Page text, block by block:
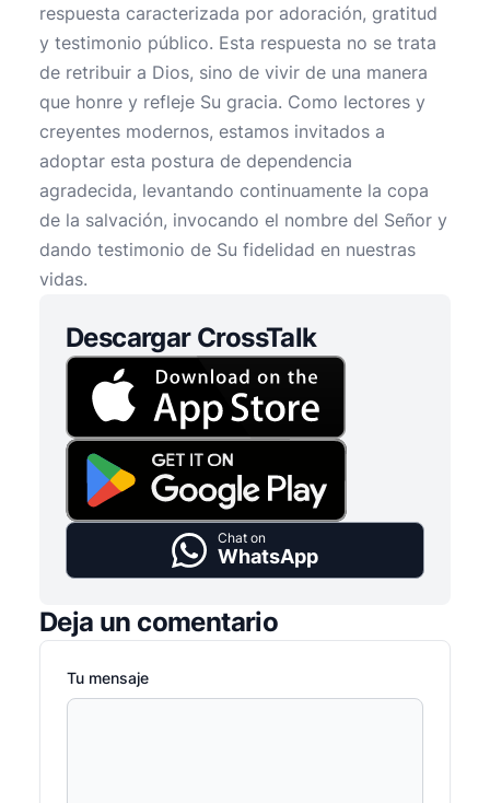
respuesta caracterizada por adoración, gratitud
y testimonio público. Esta respuesta no se trata
de retribuir a Dios, sino de vivir de una manera
que honre y refleje Su gracia. Como lectores y
creyentes modernos, estamos invitados a
adoptar esta postura de dependencia
agradecida, levantando continuamente la copa
de la salvación, invocando el nombre del Señor y
dando testimonio de Su fidelidad en nuestras
vidas.
Descargar CrossTalk
Chat on
WhatsApp
Deja un comentario
Tu mensaje